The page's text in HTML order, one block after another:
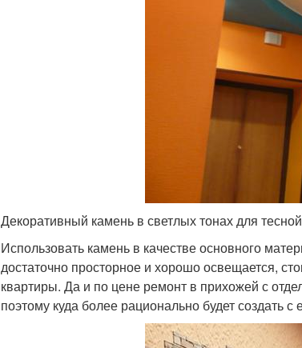
Декоративный камень в светлых тонах для
Использовать камень в качестве основного
достаточно просторное и хорошо освещается,
квартиры. Да и по цене ремонт в прихожей с
поэтому куда более рационально будет создать